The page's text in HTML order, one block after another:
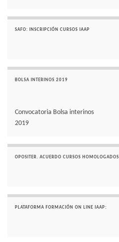
SAFO: INSCRIPCIÓN CURSOS IAAP
BOLSA INTERINOS 2019
Convocatoria Bolsa interinos
2019
OPOSITER. ACUERDO CURSOS HOMOLOGADOS
PLATAFORMA FORMACIÓN ON LINE IAAP: